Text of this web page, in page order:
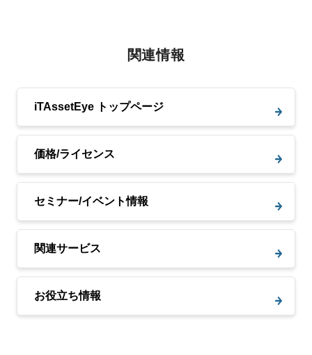
関連情報
iTAssetEye トップページ
価格/ライセンス
セミナー/イベント情報
関連サービス
お役立ち情報